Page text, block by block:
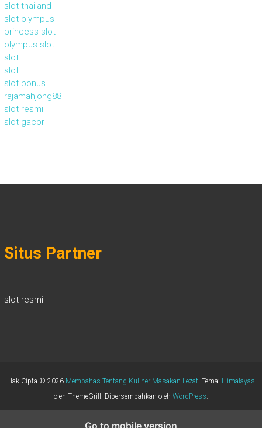
slot thailand
slot olympus
princess slot
olympus slot
slot
slot
slot bonus
rajamahjong88
slot resmi
slot gacor
Situs Partner
slot resmi
Hak Cipta © 2026 Membahas Tentang Kuliner Masakan Lezat. Tema: Himalayas
oleh ThemeGrill. Dipersembahkan oleh WordPress.